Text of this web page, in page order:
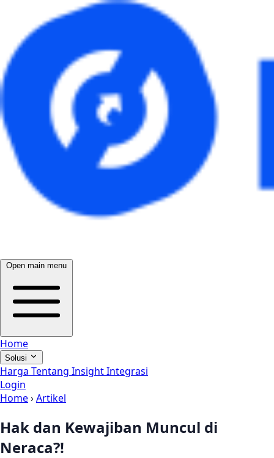
Open main menu
Home
Solusi
Harga Tentang InsightIntegrasi
Login
Home›Artikel
Hak dan Kewajiban Muncul di
Neraca?!